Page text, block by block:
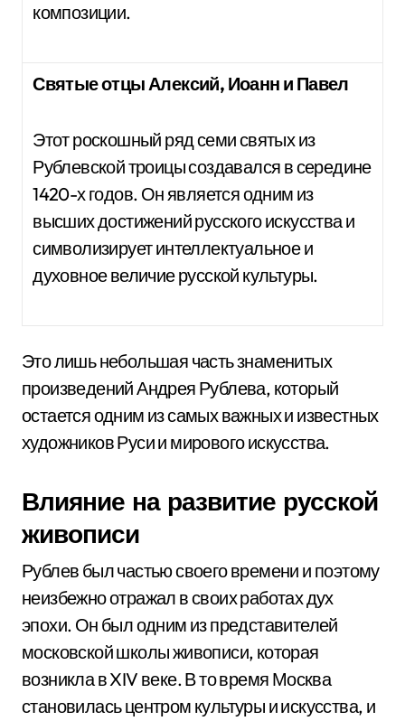
композиции.
Святые отцы Алексий, Иоанн и Павел
Этот роскошный ряд семи святых из
Рублевской троицы создавался в середине
1420-х годов. Он является одним из
высших достижений русского искусства и
символизирует интеллектуальное и
духовное величие русской культуры.
Это лишь небольшая часть знаменитых
произведений Андрея Рублева, который
остается одним из самых важных и известных
художников Руси и мирового искусства.
Влияние на развитие русской
живописи
Рублев был частью своего времени и поэтому
неизбежно отражал в своих работах дух
эпохи. Он был одним из представителей
московской школы живописи, которая
возникла в XIV веке. В то время Москва
становилась центром культуры и искусства, и